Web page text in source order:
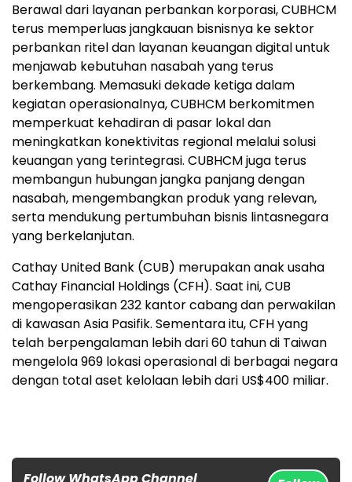
Berawal dari layanan perbankan korporasi, CUBHCM
terus memperluas jangkauan bisnisnya ke sektor
perbankan ritel dan layanan keuangan digital untuk
menjawab kebutuhan nasabah yang terus
berkembang. Memasuki dekade ketiga dalam
kegiatan operasionalnya, CUBHCM berkomitmen
memperkuat kehadiran di pasar lokal dan
meningkatkan konektivitas regional melalui solusi
keuangan yang terintegrasi. CUBHCM juga terus
membangun hubungan jangka panjang dengan
nasabah, mengembangkan produk yang relevan,
serta mendukung pertumbuhan bisnis lintasnegara
yang berkelanjutan.
Cathay United Bank (CUB) merupakan anak usaha
Cathay Financial Holdings (CFH). Saat ini, CUB
mengoperasikan 232 kantor cabang dan perwakilan
di kawasan Asia Pasifik. Sementara itu, CFH yang
telah berpengalaman lebih dari 60 tahun di Taiwan
mengelola 969 lokasi operasional di berbagai negara
dengan total aset kelolaan lebih dari US$400 miliar.